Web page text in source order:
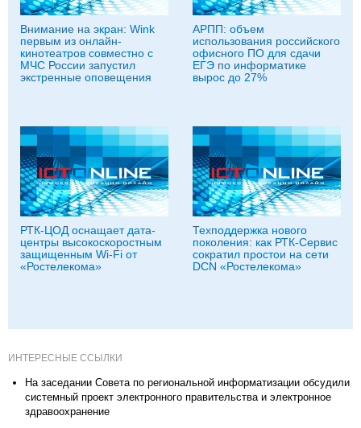
Внимание на экран: Wink
первым из онлайн-
кинотеатров совместно с
МЧС России запустил
экстренные оповещения
АРПП: объем
использования российского
офисного ПО для сдачи
ЕГЭ по информатике
вырос до 27%
РТК-ЦОД оснащает дата-
центры высокоскоростным
защищенным Wi-Fi от
«Ростелекома»
Техподдержка нового
поколения: как РТК-Сервис
сократил простои на сети
DCN «Ростелекома»
ИНТЕРЕСНЫЕ ССЫЛКИ
На заседании Совета по региональной информатизации обсудили
системный проект электронного правительства и электронное
здравоохранение